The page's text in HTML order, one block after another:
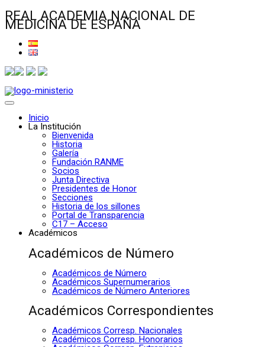
REAL ACADEMIA NACIONAL DE
MEDICINA DE ESPAÑA
Inicio
La Institución
Bienvenida
Historia
Galería
Fundación RANME
Socios
Junta Directiva
Presidentes de Honor
Secciones
Historia de los sillones
Portal de Transparencia
C17 – Acceso
Académicos
Académicos de Número
Académicos de Número
Académicos Supernumerarios
Académicos de Número Anteriores
Académicos Correspondientes
Académicos Corresp. Nacionales
Académicos Corresp. Honorarios